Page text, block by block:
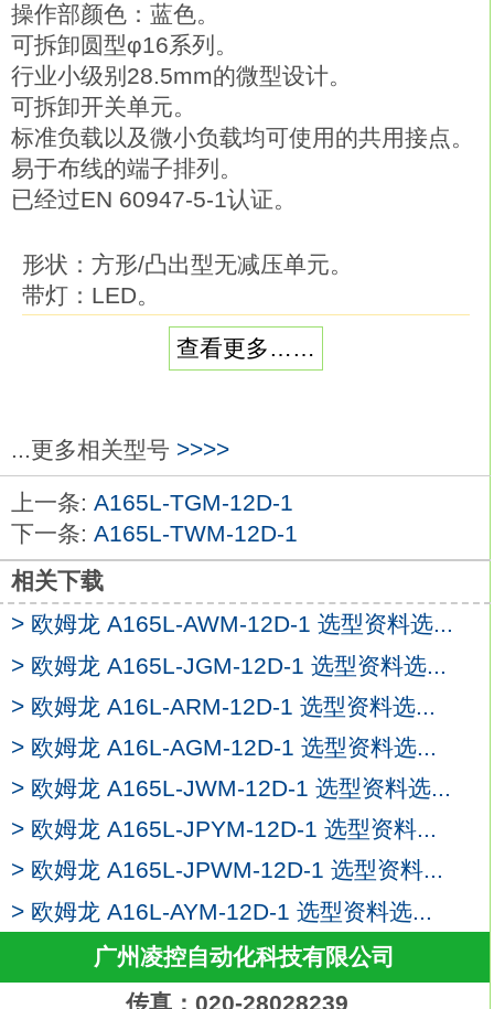
操作部颜色：蓝色。
可拆卸圆型φ16系列。
行业小级别28.5mm的微型设计。
可拆卸开关单元。
标准负载以及微小负载均可使用的共用接点。
易于布线的端子排列。
已经过EN 60947-5-1认证。
形状：方形/凸出型无减压单元。
带灯：LED。
使用电压：AC/DC6V。
与A22系列按钮开关类型相同欧姆龙A165L-
TAM-12D-1。
φ25用的环还能对应φ25的面板开口。
IP65。种类：减压带灯和带焊接端子，
IP40。
形状：圆形A165L-TAM-12D-1
动作功能：交替动作（自我保持型）。
输出：DPDT。
带灯：LED（带内置减压带灯功能）。
使用电压：AC/DC100/110V。
操作部颜色：红色。
可拆卸圆型φ16系列。
行业小级别28.5mm的微型设计。
可拆卸开关单元欧姆龙A165L-TAM-12D-
1。
标准负载以及微小负载均可使用的共用接
点。
易于布线的端子排列。
已经过EN 60947-5-1认证。分类：分割接
查看更多……
...更多相关型号 >>>>
上一条: A165L-TGM-12D-1
下一条: A165L-TWM-12D-1
相关下载
> 欧姆龙 A165L-AWM-12D-1 选型资料选...
> 欧姆龙 A165L-JGM-12D-1 选型资料选...
> 欧姆龙 A16L-ARM-12D-1 选型资料选...
> 欧姆龙 A16L-AGM-12D-1 选型资料选...
> 欧姆龙 A165L-JWM-12D-1 选型资料选...
> 欧姆龙 A165L-JPYM-12D-1 选型资料...
> 欧姆龙 A165L-JPWM-12D-1 选型资料...
> 欧姆龙 A16L-AYM-12D-1 选型资料选...
广州凌控自动化科技有限公司
传真：020-28028239